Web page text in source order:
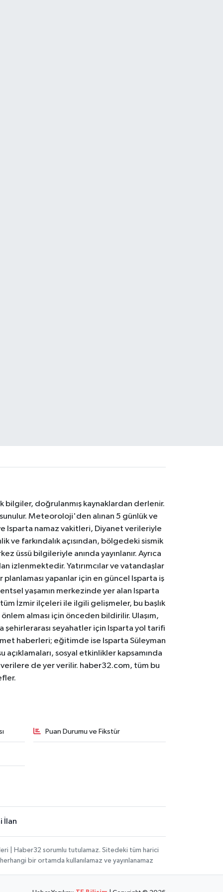
bilgiler, doğrulanmış kaynaklardan derlenir.
Meteoroloji'den alınan 5 günlük ve
Isparta namaz vakitleri, Diyanet verileriyle
ve farkındalık açısından, bölgedeki sismik
üssü bilgileriyle anında yayınlanır. Ayrıca
izlenmektedir. Yatırımcılar ve vatandaşlar
planlaması yapanlar için en güncel Isparta iş
yaşamın merkezinde yer alan Isparta
tüm İzmir ilçeleri ile ilgili gelişmeler, bu başlık
alması için önceden bildirilir. Ulaşım,
şehirlerarası seyahatler için Isparta yol tarifi
haberleri; eğitimde ise Isparta Süleyman
sosyal etkinlikler kapsamında
de yer verilir. haber32.com, tüm bu
Puan Durumu ve Fikstür
İlan
| Haber32 sorumlu tutulamaz. Sitedeki tüm harici
bir ortamda kullanılamaz ve yayınlanamaz